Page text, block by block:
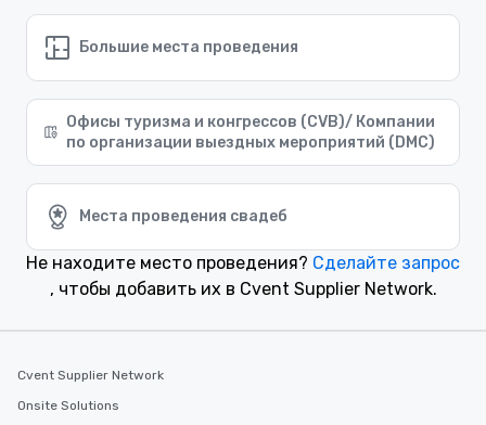
Большие места проведения
Офисы туризма и конгрессов (CVB)/ Компании
по организации выездных мероприятий (DMC)
Места проведения свадеб
Не находите место проведения? Сделайте запрос
, чтобы добавить их в Cvent Supplier Network.
Cvent Supplier Network
Onsite Solutions